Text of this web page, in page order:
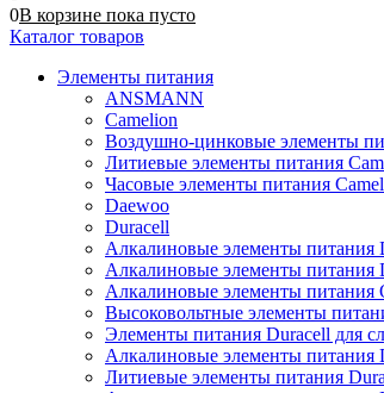
0В корзине пока пусто
Каталог товаров
Элементы питания
ANSMANN
Camelion
Воздушно-цинковые элементы
Литиевые элементы питания
Часовые элементы питания
Daewoo
Duracell
Алкалиновые элементы питания
Алкалиновые элементы питания
Алкалиновые элементы питания
Высоковольтные элементы
Элементы питания Duracell для
Алкалиновые элементы питания
Литиевые элементы питания